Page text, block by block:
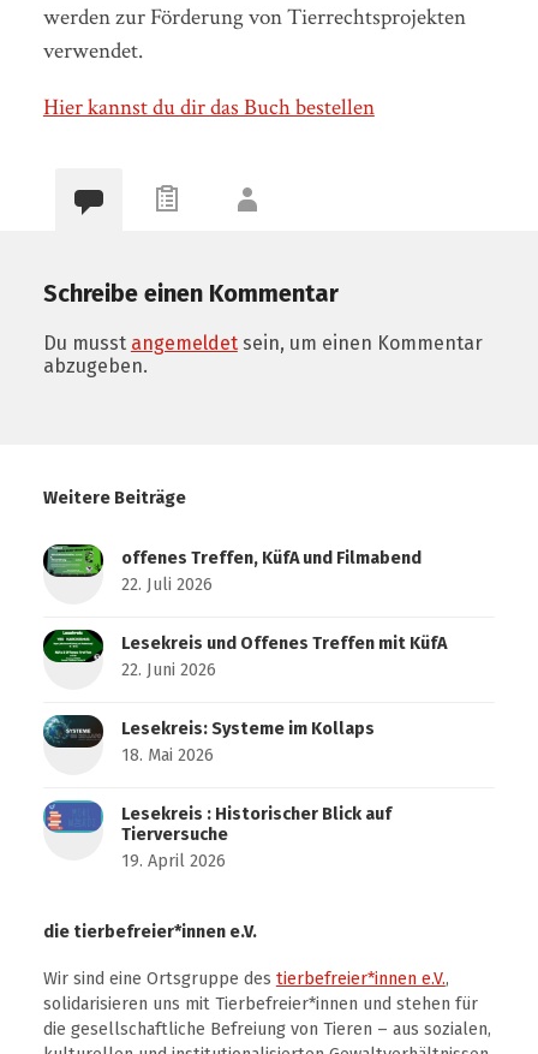
werden zur Förderung von Tierrechtsprojekten
verwendet.
Hier kannst du dir das Buch bestellen
Schreibe einen Kommentar
Du musst angemeldetsein, um einen Kommentar
abzugeben.
Weitere Beiträge
offenes Treffen, KüfA und Filmabend
22. Juli 2026
Lesekreis und Offenes Treffen mit KüfA
22. Juni 2026
Lesekreis: Systeme im Kollaps
18. Mai 2026
Lesekreis : Historischer Blick auf
Tierversuche
19. April 2026
die tierbefreier*innen e.V.
Wir sind eine Ortsgruppe des tierbefreier*innen e.V.,
solidarisieren uns mit Tierbefreier*innen und stehen für
die gesellschaftliche Befreiung von Tieren – aus sozialen,